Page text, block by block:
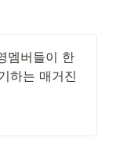
멤버들이 한
하는 매거진